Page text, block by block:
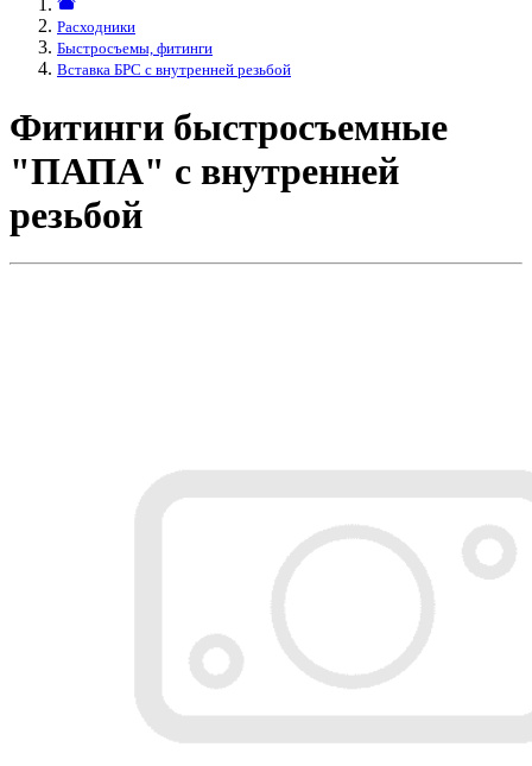
Расходники
Быстросъемы, фитинги
Вставка БРС с внутренней резьбой
Фитинги быстросъемные
"ПАПА" с внутренней
резьбой